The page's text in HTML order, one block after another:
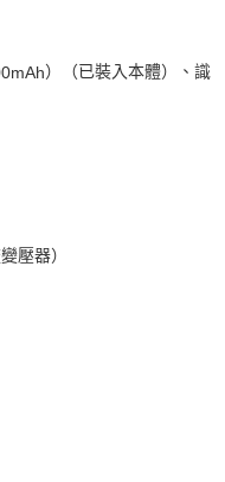
）（已裝入本體）、識
壓器）